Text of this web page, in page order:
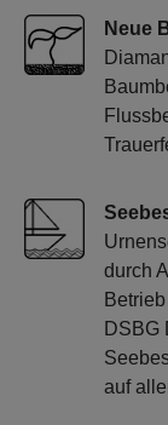
Neue
durch
DSBG
auf